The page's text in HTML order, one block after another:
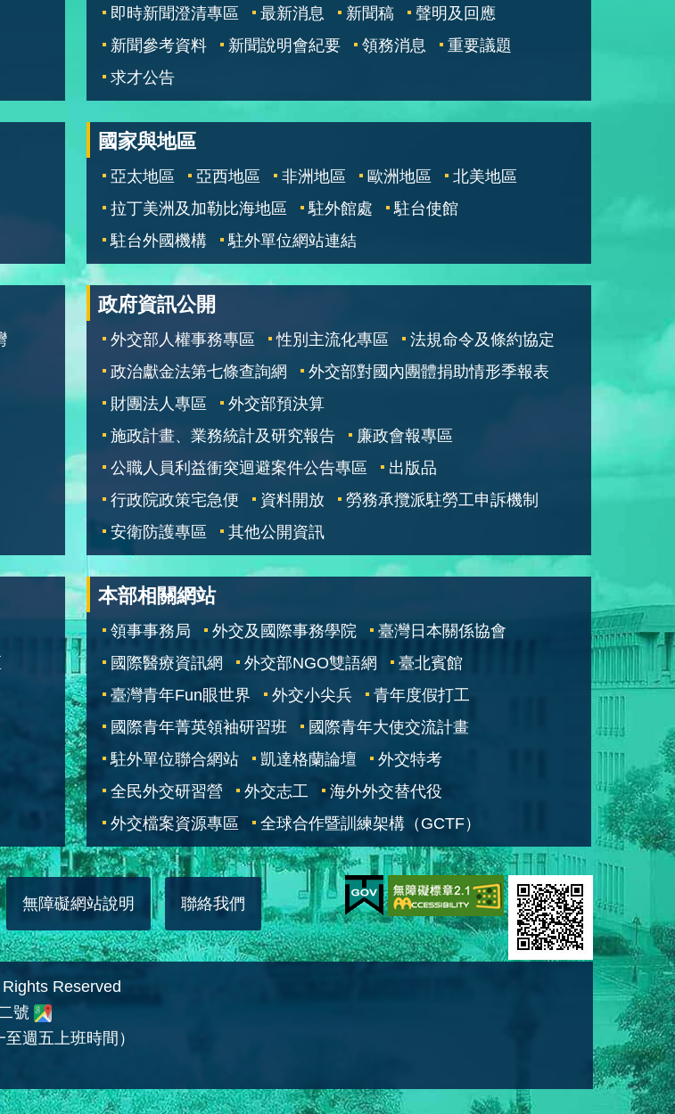
即時新聞澄清專區 最新消息 新聞稿
聲明及回應
新聞參考資料
新聞說明會紀要 領務消息
重要議題
求才公告
國家與地區
亞太地區 亞西地區 非洲地區 歐洲地區
北美地區
拉丁美洲及加勒比海地區
駐外館處
駐台使館
駐台外國機構
駐外單位網站連結
政府資訊公開
外交部人權事務專區 性別主流化專區
法規命令及條約協定
政治獻金法第七條查詢網
外交部對國內團體捐助情形季報表
財團法人專區
外交部預決算
施政計畫、業務統計及研究報告
廉政會報專區
公職人員利益衝突迴避案件公告專區
出版品
行政院政策宅急便
資料開放
勞務承攬派駐勞工申訴機制
安衛防護專區
其他公開資訊
本部相關網站
領事事務局 外交及國際事務學院
臺灣日本關係協會
國際醫療資訊網
外交部NGO雙語網
臺北賓館
臺灣青年Fun眼世界
外交小尖兵
青年度假打工
國際青年菁英領袖研習班
國際青年大使交流計畫
駐外單位聯合網站
凱達格蘭論壇
外交特考
全民外交研習營
外交志工
海外外交替代役
外交檔案資源專區
全球合作暨訓練架構（GCTF）
無障礙網站說明 聯絡我們
Reserved
號
週五上班時間）